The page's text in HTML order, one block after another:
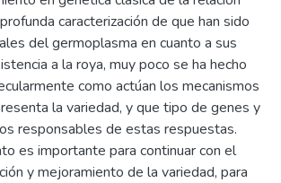
caracterización de que han sido
del germoplasma en cuanto a sus
a la roya, muy poco se ha hecho
como actúan los mecanismos
la variedad, y que tipo de genes y
responsables de estas respuestas.
es importante para continuar con el
y mejoramiento de la variedad, para